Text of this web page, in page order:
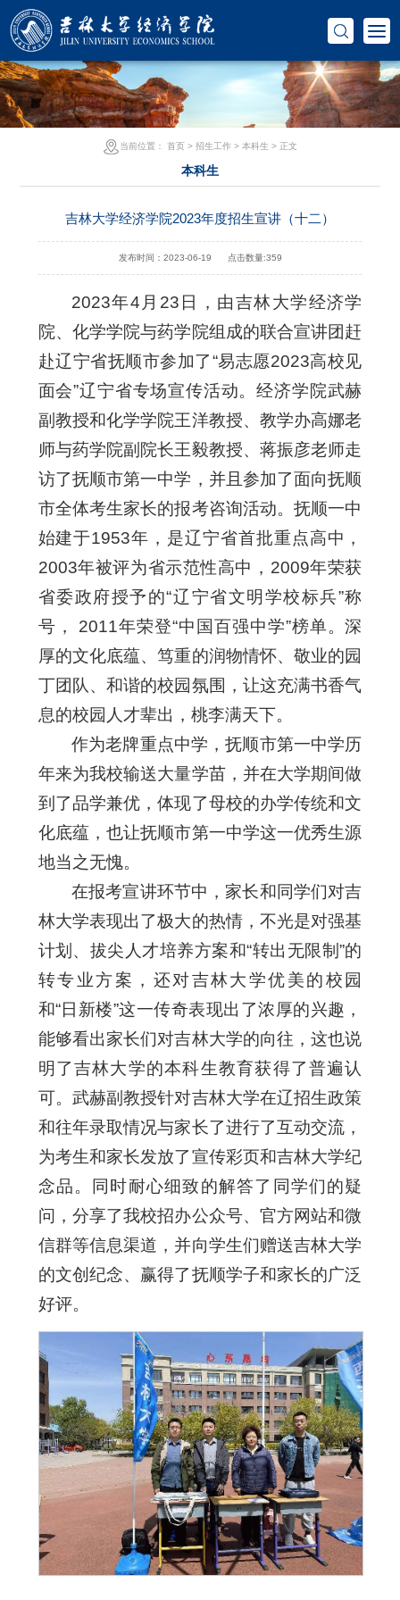
当前位置： 首页> 招生工作> 本科生 > 正文
本科生
吉林大学经济学院2023年度招生宣讲（十二）
发布时间：2023-06-19 点击数量:359
2023年4月23日，由吉林大学经济学
院、化学学院与药学院组成的联合宣讲团赶
赴辽宁省抚顺市参加了“易志愿2023高校见
面会”辽宁省专场宣传活动。经济学院武赫
副教授和化学学院王洋教授、教学办高娜老
师与药学院副院长王毅教授、蒋振彦老师走
访了抚顺市第一中学，并且参加了面向抚顺
市全体考生家长的报考咨询活动。抚顺一中
始建于1953年，是辽宁省首批重点高中，
2003年被评为省示范性高中，2009年荣获
省委政府授予的“辽宁省文明学校标兵”称
号， 2011年荣登“中国百强中学”榜单。深
厚的文化底蕴、笃重的润物情怀、敬业的园
丁团队、和谐的校园氛围，让这充满书香气
息的校园人才辈出，桃李满天下。
作为老牌重点中学，抚顺市第一中学历
年来为我校输送大量学苗，并在大学期间做
到了品学兼优，体现了母校的办学传统和文
化底蕴，也让抚顺市第一中学这一优秀生源
地当之无愧。
在报考宣讲环节中，家长和同学们对吉
林大学表现出了极大的热情，不光是对强基
计划、拔尖人才培养方案和“转出无限制”的
转专业方案，还对吉林大学优美的校园
和“日新楼”这一传奇表现出了浓厚的兴趣，
能够看出家长们对吉林大学的向往，这也说
明了吉林大学的本科生教育获得了普遍认
可。武赫副教授针对吉林大学在辽招生政策
和往年录取情况与家长了进行了互动交流，
为考生和家长发放了宣传彩页和吉林大学纪
念品。同时耐心细致的解答了同学们的疑
问，分享了我校招办公众号、官方网站和微
信群等信息渠道，并向学生们赠送吉林大学
的文创纪念、赢得了抚顺学子和家长的广泛
好评。